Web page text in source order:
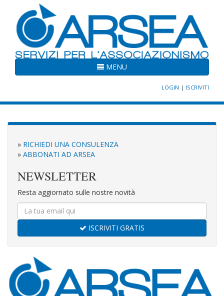
MENU
LOGIN | ISCRIVITI
» RICHIEDI UNA CONSULENZA
» ABBONATI AD ARSEA
NEWSLETTER
Resta aggiornato sulle nostre novità
ISCRIVITI GRATIS